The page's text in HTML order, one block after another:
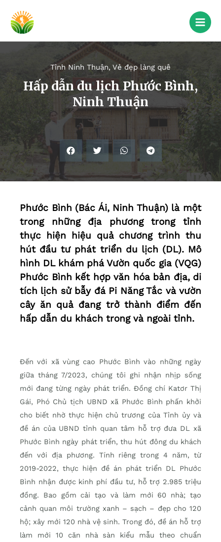
Tỉnh Ninh Thuận, Vẻ đẹp làng quê
Hấp dẫn du lịch Phước Bình,
Ninh Thuận
Phước Bình (Bác Ái, Ninh Thuận) là một
trong những địa phương trong tỉnh
thực hiện hiệu quả chương trình thu
hút đầu tư phát triển du lịch (DL). Mô
hình DL khám phá Vườn quốc gia (VQG)
Phước Bình kết hợp văn hóa bản địa, di
tích lịch sử bẫy đá Pi Năng Tắc và vườn
cây ăn quả đang trở thành điểm đến
hấp dẫn du khách trong và ngoài tỉnh.
Đến với xã vùng cao Phước Bình vào những ngày
giữa tháng 7/2023, chúng tôi ghi nhận nhịp sống
mới đang từng ngày phát triển. Đồng chí Katơr Thị
Gái, Phó Chủ tịch UBND xã Phước Bình phấn khởi
cho biết nhờ thực hiện chủ trương của Tỉnh ủy và
đề án của UBND tỉnh quan tâm hỗ trợ đưa DL xã
Phước Bình ngày phát triển, thu hút đông du khách
đến với địa phương. Tính riêng trong 4 năm, từ
2019-2022, thực hiện đề án phát triển DL Phước
Bình nhận được kinh phí đầu tư, hỗ trợ 2.985 triệu
đồng. Bao gồm cải tạo và làm mới 60 nhà; tạo
cảnh quan môi trường xanh – sạch – đẹp cho 120
hộ; xây mới 120 nhà vệ sinh. Trong đó, đề án hỗ trợ
làm mới 10 căn nhà sàn kiểu mẫu theo chuẩn